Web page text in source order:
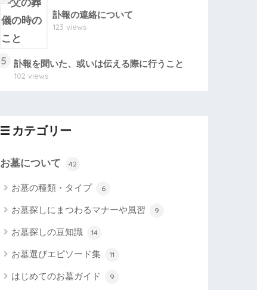
訃報の連絡について
123 views
5 訃報を聞いた、或いは伝える際に行うこと
102 views
カテゴリー
お墓について 42
お墓の種類・タイプ 6
お墓探しにまつわるマナーや風習 9
お墓探しの豆知識 14
お墓選びエピソード集 11
はじめてのお墓ガイド 9